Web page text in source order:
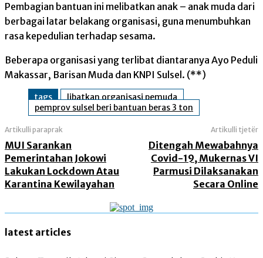
Pembagian bantuan ini melibatkan anak – anak muda dari
berbagai latar belakang organisasi, guna menumbuhkan
rasa kepedulian terhadap sesama.
Beberapa organisasi yang terlibat diantaranya Ayo Peduli
Makassar, Barisan Muda dan KNPI Sulsel. (**)
tags
libatkan organisasi pemuda
pemprov sulsel beri bantuan beras 3 ton
Artikulli paraprak
MUI Sarankan
Pemerintahan Jokowi
Lakukan Lockdown Atau
Karantina Kewilayahan
Artikulli tjetër
Ditengah Mewabahnya
Covid-19, Mukernas VI
Parmusi Dilaksanakan
Secara Online
latest articles